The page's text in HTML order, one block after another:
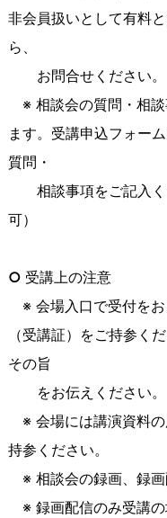
非会員扱いとして有料
ら、
お問合せください。
※ 相談会の質問・相談
ます。受講申込フォー
質問・
相談事項をご記入く
可）
○ 受講上の注意
※ 会場入口で受付を
（受講証）をご持参く
その旨
をお伝えください。
※ 会場には講演資料
持参ください。
※ 相談会の録画、録
※ 録画配信のみ受講の